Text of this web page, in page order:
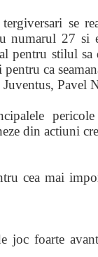
se
numarul 27 si
pentru stilul sa
ca
Pavel
din actiuni
cea mai
joc foarte